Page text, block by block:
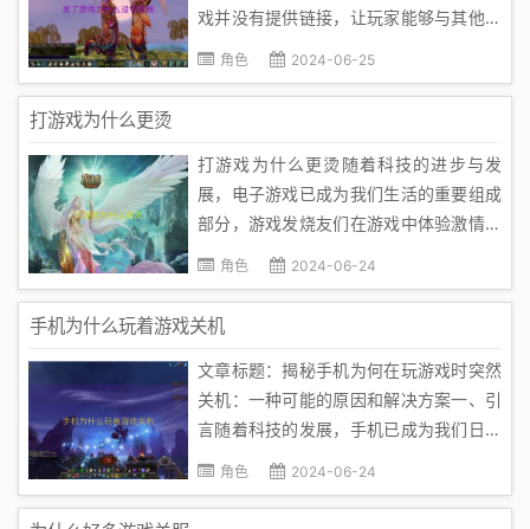
戏并没有提供链接，让玩家能够与其他玩
家互动和分享。为什么有些游戏没有链接
接。他们可能担心玩家个人信息被...
角色 2024-06-25
打游戏为什么更烫
打游戏为什么更烫随着科技的进步与发
展，电子游戏已成为我们生活的重要组成
部分，游戏发烧友们在游戏中体验激情与
刺激。然而，许多玩家发现，当他们打游
可能出现严重的发热情况。这是为什么
呢？首先，让我们来了解一下手机和电脑
的发热原理。电子设备在使用过程中会
产...
角色 2024-06-24
手机为什么玩着游戏关机
文章标题：揭秘手机为何在玩游戏时突然
关机：一种可能的原因和解决方案一、引
言随着科技的发展，手机已成为我们日常
生活中不可或缺的一部分。无论是在社
角色 2024-06-24